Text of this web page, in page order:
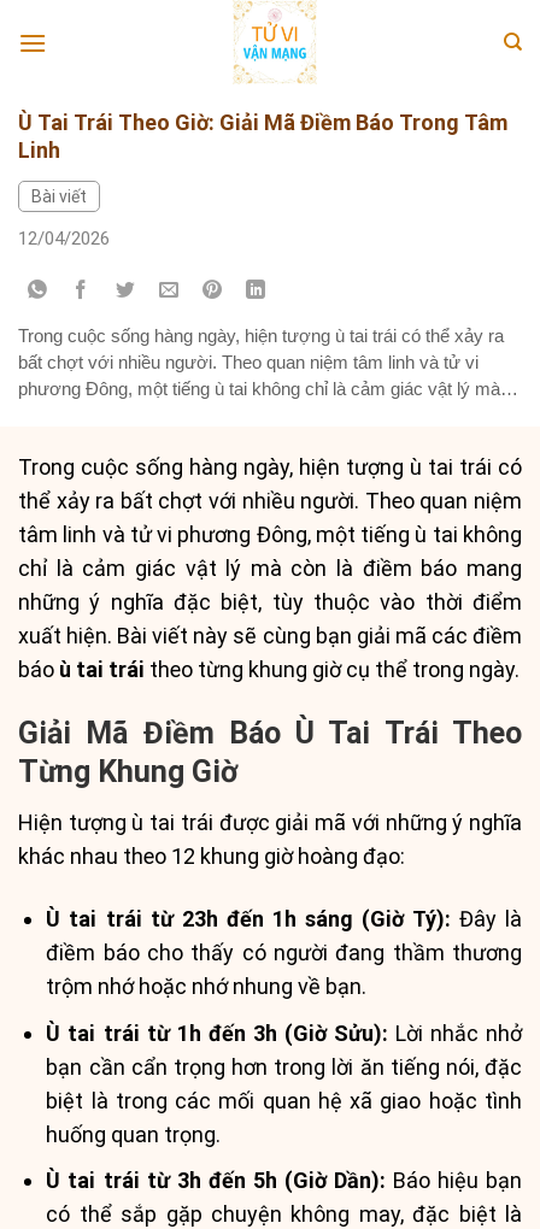
Ù Tai Trái Theo Giờ: Giải Mã Điềm Báo Trong Tâm
Linh
Bài viết
12/04/2026
Trong cuộc sống hàng ngày, hiện tượng ù tai trái có thể xảy ra
bất chợt với nhiều người. Theo quan niệm tâm linh và tử vi
phương Đông, một tiếng ù tai không chỉ là cảm giác vật lý mà
Trong cuộc sống hàng ngày, hiện tượng ù tai trái có
thể xảy ra bất chợt với nhiều người. Theo quan niệm
tâm linh và tử vi phương Đông, một tiếng ù tai không
chỉ là cảm giác vật lý mà còn là điềm báo mang
những ý nghĩa đặc biệt, tùy thuộc vào thời điểm
xuất hiện. Bài viết này sẽ cùng bạn giải mã các điềm
báo ù tai trái theo từng khung giờ cụ thể trong ngày.
Giải Mã Điềm Báo Ù Tai Trái Theo
Từng Khung Giờ
Hiện tượng ù tai trái được giải mã với những ý nghĩa
khác nhau theo 12 khung giờ hoàng đạo:
Ù tai trái từ 23h đến 1h sáng (Giờ Tý): Đây là
điềm báo cho thấy có người đang thầm thương
trộm nhớ hoặc nhớ nhung về bạn.
Ù tai trái từ 1h đến 3h (Giờ Sửu): Lời nhắc nhở
bạn cần cẩn trọng hơn trong lời ăn tiếng nói, đặc
biệt là trong các mối quan hệ xã giao hoặc tình
huống quan trọng.
Ù tai trái từ 3h đến 5h (Giờ Dần): Báo hiệu bạn
có thể sắp gặp chuyện không may, đặc biệt là